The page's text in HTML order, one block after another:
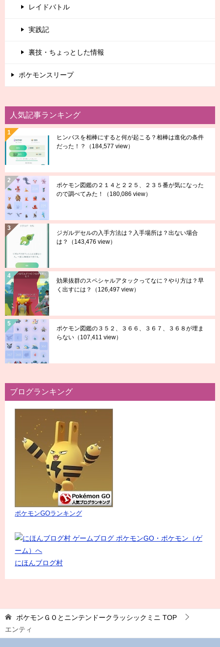
レイドバトル
実践記
裏技・ちょっとした情報
ポケモンスリープ
人気記事ランキング
ヒンバスを相棒にすると何が起こる？相棒は進化の条件
だった！？
（184,577 view）
ポケモン図鑑の２１４と２２５、２３５番が気になった
ので調べてみた！
（180,086 view）
ジガルデセルの入手方法は？入手場所は？出ない場合
は？
（143,476 view）
効果抜群のスペシャルアタックってなに？やり方は？早
く出すには？
（126,497 view）
ポケモン図鑑の３５２、３６６、３６７、３６８が埋ま
らない （107,411 view）
ブログランキング
ポケモンGOランキング
にほんブログ村
ポケモンＧＯとニンテンドークラッシックミニ TOP
エンティ